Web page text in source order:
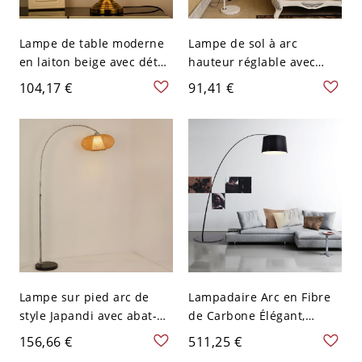
Lampe de table moderne
en laiton beige avec détail
en cristal clair et
interrupteur à bascule -
Trapèze 110 V-120 V
104,17 €
Lampe de sol à arc
hauteur réglable avec
abat-jour en plumes de
craie et interrupteur à
bascule de style
contemporain - Blanc 110
V-120 V
91,41 €
Lampe sur pied arc de
style Japandi avec abat-
jour en bambou, hauteur
réglable facilement,
156,66 €
Lampadaire Arc en Fibre
de Carbone Élégant,
Lumière Haute et Courbée
- 110 V-120 V Noir
511,25 €